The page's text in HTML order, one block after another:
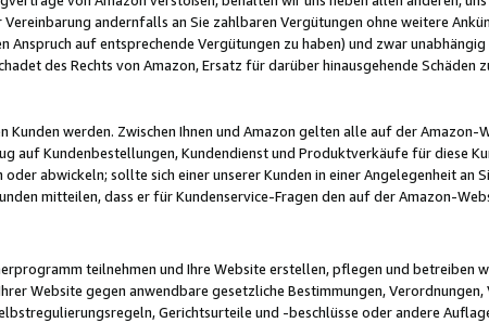
andernfalls an Sie zahlbaren Vergütungen ohne weitere
auf entsprechende Vergütungen zu haben) und zwar
des Rechts von Amazon, Ersatz für darüber hinausgehende Schäden
werden. Zwischen Ihnen und Amazon gelten alle auf der Amazon-
auf Kundenbestellungen, Kundendienst und Produktverkäufe für diese
abwickeln; sollte sich einer unserer Kunden in einer Angelegenheit an
mitteilen, dass er für Kundenservice-Fragen den auf der Amazon-
teilnehmen und Ihre Website erstellen, pflegen und betreiben
Website gegen anwendbare gesetzliche Bestimmungen,
Gerichtsurteile und -beschlüsse oder andere